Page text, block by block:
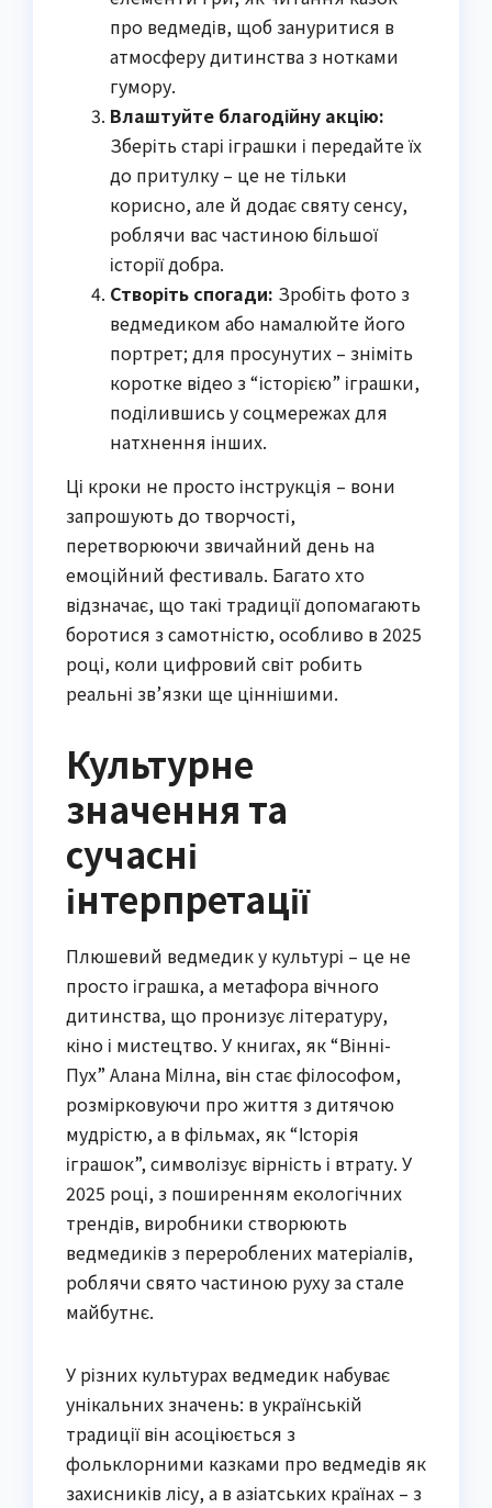
про ведмедів, щоб зануритися в
атмосферу дитинства з нотками
гумору.
Влаштуйте благодійну акцію:
Зберіть старі іграшки і передайте їх
до притулку – це не тільки
корисно, але й додає святу сенсу,
роблячи вас частиною більшої
історії добра.
Створіть спогади: Зробіть фото з
ведмедиком або намалюйте його
портрет; для просунутих – зніміть
коротке відео з “історією” іграшки,
поділившись у соцмережах для
натхнення інших.
Ці кроки не просто інструкція – вони
запрошують до творчості,
перетворюючи звичайний день на
емоційний фестиваль. Багато хто
відзначає, що такі традиції допомагають
боротися з самотністю, особливо в 2025
році, коли цифровий світ робить
реальні зв’язки ще ціннішими.
Культурне
значення та
сучасні
інтерпретації
Плюшевий ведмедик у культурі – це не
просто іграшка, а метафора вічного
дитинства, що пронизує літературу,
кіно і мистецтво. У книгах, як “Вінні-
Пух” Алана Мілна, він стає філософом,
розмірковуючи про життя з дитячою
мудрістю, а в фільмах, як “Історія
іграшок”, символізує вірність і втрату. У
2025 році, з поширенням екологічних
трендів, виробники створюють
ведмедиків з перероблених матеріалів,
роблячи свято частиною руху за стале
майбутнє.
У різних культурах ведмедик набуває
унікальних значень: в українській
традиції він асоціюється з
фольклорними казками про ведмедів як
захисників лісу, а в азіатських країнах – з